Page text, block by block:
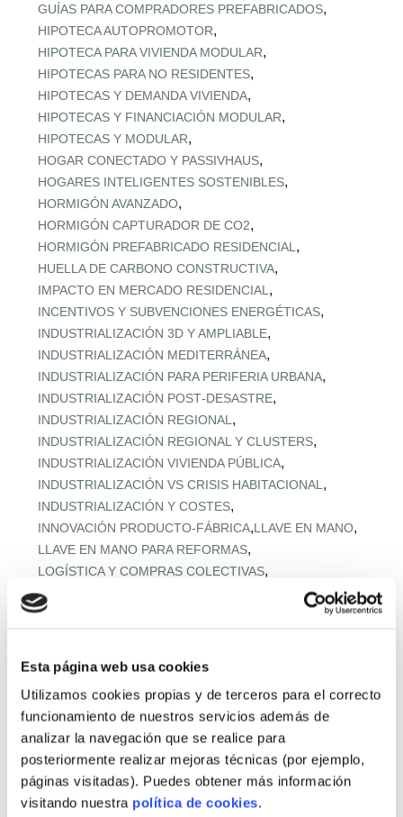
Esta página web usa cookies
Utilizamos cookies propias y de terceros para el correcto
funcionamiento de nuestros servicios además de
analizar la navegación que se realice para
posteriormente realizar mejoras técnicas (por ejemplo,
páginas visitadas). Puedes obtener más información
visitando nuestra política de cookies.
GUÍAS PARA COMPRADORES PREFABRICADOS,
HIPOTECA AUTOPROMOTOR,
HIPOTECA PARA VIVIENDA MODULAR,
HIPOTECAS PARA NO RESIDENTES,
HIPOTECAS Y DEMANDA VIVIENDA,
HIPOTECAS Y FINANCIACIÓN MODULAR,
HIPOTECAS Y MODULAR,
HOGAR CONECTADO Y PASSIVHAUS,
HOGARES INTELIGENTES SOSTENIBLES,
HORMIGÓN AVANZADO,
HORMIGÓN CAPTURADOR DE CO2,
HORMIGÓN PREFABRICADO RESIDENCIAL ,
HUELLA DE CARBONO CONSTRUCTIVA,
IMPACTO EN MERCADO RESIDENCIAL ,
INCENTIVOS Y SUBVENCIONES ENERGÉTICAS,
INDUSTRIALIZACIÓN 3D Y AMPLIABLE,
INDUSTRIALIZACIÓN MEDITERRÁNEA,
INDUSTRIALIZACIÓN PARA PERIFERIA URBANA,
INDUSTRIALIZACIÓN POST‑DESASTRE,
INDUSTRIALIZACIÓN REGIONAL ,
INDUSTRIALIZACIÓN REGIONAL Y CLUSTERS,
INDUSTRIALIZACIÓN VIVIENDA PÚBLICA,
INDUSTRIALIZACIÓN VS CRISIS HABITACIONAL ,
INDUSTRIALIZACIÓN Y COSTES,
INNOVACIÓN PRODUCTO-FÁBRICA,LLAVE EN MANO,
LLAVE EN MANO PARA REFORMAS,
LOGÍSTICA Y COMPRAS COLECTIVAS,
LOGÍSTICA Y MONTAJE URBANO
MADERA EN VIVIENDA MEDITERRÁNEA
MADERA ESTRUCTURAL PREFABRICADA
MADERA Y DESCARBONIZACIÓN
MADERA Y HORMIGÓN BAJO CARBONO
MATERIALES BAJO CARBONO,
MATERIALES CIRCULARES EN OBRA,
MATERIALES DE PROXIMIDAD
MATERIALES DESCARBONIZACIÓN,
MATERIALES INDUSTRIALIZADOS,